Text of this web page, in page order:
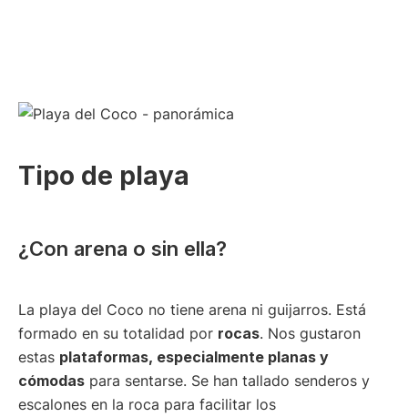
Tipo de playa
¿Con arena o sin ella?
La playa del Coco no tiene arena ni guijarros. Está
formado en su totalidad por rocas. Nos gustaron
estas plataformas, especialmente planas y
cómodas para sentarse. Se han tallado senderos y
escalones en la roca para facilitar los